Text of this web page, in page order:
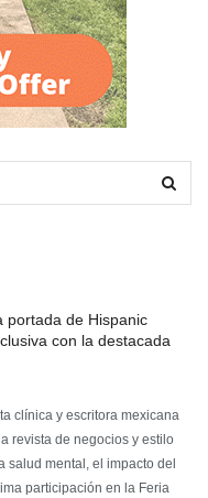
portada de Hispanic
con la destacada
clínica y escritora mexicana
revista de negocios y estilo
salud mental, el impacto del
participación en la Feria